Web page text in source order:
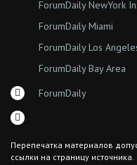
ForumDaily NewYork
ForumDaily Miami
ForumDaily Los
ForumDaily Bay Area
ForumDaily
Перепечатка материалов
ссылки на страницу источника.